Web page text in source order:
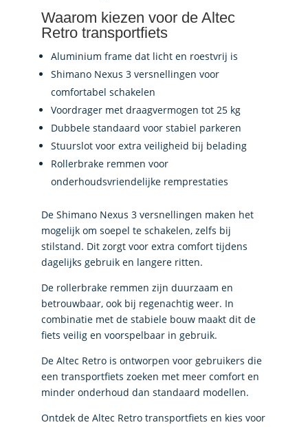
Waarom kiezen voor de Altec
Retro transportfiets
Aluminium frame dat licht en roestvrij is
Shimano Nexus 3 versnellingen voor
comfortabel schakelen
Voordrager met draagvermogen tot 25 kg
Dubbele standaard voor stabiel parkeren
Stuurslot voor extra veiligheid bij belading
Rollerbrake remmen voor
onderhoudsvriendelijke remprestaties
De Shimano Nexus 3 versnellingen maken het
mogelijk om soepel te schakelen, zelfs bij
stilstand. Dit zorgt voor extra comfort tijdens
dagelijks gebruik en langere ritten.
De rollerbrake remmen zijn duurzaam en
betrouwbaar, ook bij regenachtig weer. In
combinatie met de stabiele bouw maakt dit de
fiets veilig en voorspelbaar in gebruik.
De Altec Retro is ontworpen voor gebruikers die
een transportfiets zoeken met meer comfort en
minder onderhoud dan standaard modellen.
Ontdek de Altec Retro transportfiets en kies voor